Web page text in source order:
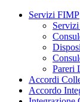
Servizi FIMP
Pareri
Accordi
Accordo